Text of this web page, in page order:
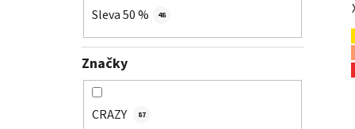
Sleva 50 % 48
Značky
CRAZY 87